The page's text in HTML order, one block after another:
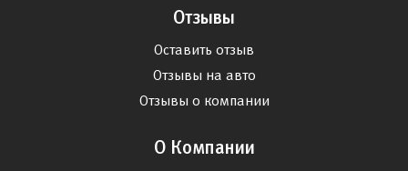
Отзывы
Оставить отзыв
Отзывы на авто
Отзывы о компании
О Компании